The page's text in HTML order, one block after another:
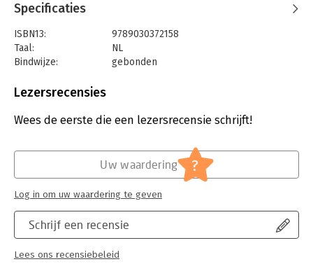
Beleef heel wat prachtige avonturen in deze verzamelbundel.
Tiny op de boerderij
Tiny en haar vriendje de mus
Tiny – Poeffie gaat op stap
Tiny vindt een poes
Specificaties
ISBN13:
9789030372158
Taal:
NL
Bindwijze:
gebonden
Uitgever:
Verschijningsdatum:
2-8-2017
Tiny Hartendiefjes
Lezersrecensies
Wees de eerste die een lezersrecensie schrijft!
Schrijf een recensie
Lees ons recensiebeleid
Uw waardering ?
Log in om uw waardering te geven